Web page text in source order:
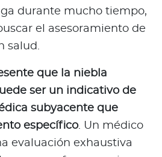
durante mucho tiempo,
el asesoramiento de
salud.
que la niebla
ser un indicativo de
subyacente que
específico. Un médico
evaluación exhaustiva